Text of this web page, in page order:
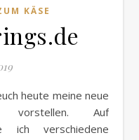
KÄSE
vorstellen. Auf
ich verschiedene